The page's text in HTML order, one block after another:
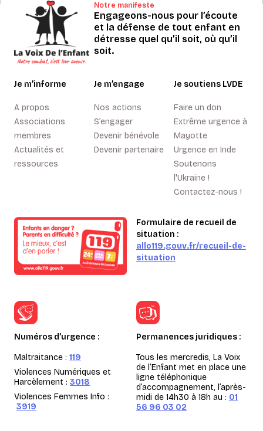
Notre manifeste
Engageons-nous pour l’écoute
et la défense de tout enfant en
détresse quel qu’il soit, où qu’il
soit.
Je m’informe
A propos
Associations
membres
Actualités et
ressources
Je m’engage
Nos actions
S’engager
Devenir bénévole
Devenir partenaire
Je soutiens LVDE
Faire un don
Extrême urgence à
Mayotte
Urgence en Inde
Soutenons
l'Ukraine !
Contactez-nous !
Formulaire de recueil de
situation :
allo119.gouv.fr/recueil-de-
situation
Numéros d’urgence :
Maltraitance : 119
Violences Numériques et
Harcèlement : 3018
Violences Femmes Info :
3919
Permanences juridiques :
Tous les mercredis, La Voix
de l’Enfant met en place une
ligne téléphonique
d’accompagnement, l’après-
midi de 14h30 à 18h au : 01
56 96 03 02